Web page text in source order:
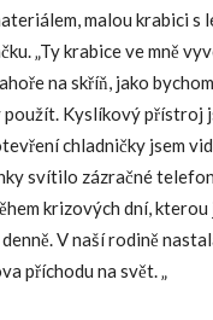
malou krabici s
„Ty krabice ve mně
na skříň, jako
Kyslíkový přístroj
chladničky jsem
svítilo zázračné
krizových dní, kterou
V naší rodině
příchodu na svět. „